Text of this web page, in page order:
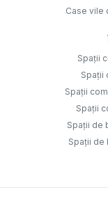
Case vile
Spații
Spații
Spații
Spații
Spații de
Spații de